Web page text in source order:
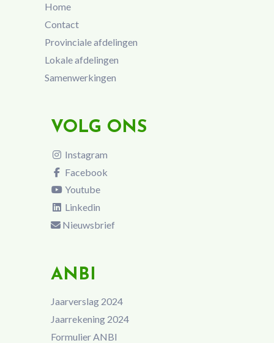
Home
Contact
Provinciale afdelingen
Lokale afdelingen
Samenwerkingen
VOLG ONS
Instagram
Facebook
Youtube
Linkedin
Nieuwsbrief
ANBI
Jaarverslag 2024
Jaarrekening 2024
Formulier ANBI